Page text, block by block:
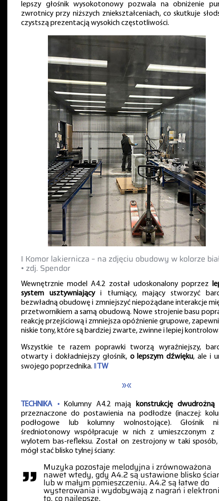
lepszy głośnik wysokotonowy pozwala na obniżenie
zwrotnicy przy niższych zniekształceniach, co skutkuje
czystszą prezentacją wysokich częstotliwości.
‖ Komor lakiernicza – na zdjęciu obudowy w kolorze
• zdj. Spendor
Wewnętrznie model A4.2 został udoskonalony poprzez
system usztywniającyi tłumiący, mający stworzyć
bezwładną obudowę i zmniejszyć niepożądane interakcje
przetwornikiem a samą obudową. Nowe strojenie basu
reakcję przejściową i zmniejsza opóźnienie grupowe,
niskie tony, które są bardziej zwarte, zwinne i lepiej
Wszystkie te razem poprawki tworzą wyraźniejszy,
otwarty i dokładniejszy głośnik, o lepszym dźwięku, ale i
swojego poprzednika.
‖ TW
»«
TECHNIKA •Kolumny A4.2 mają konstrukcję dwudrożną
przeznaczone do postawienia na podłodze (inaczej:
podłogowe lub kolumny wolnostojące). Głośnik
średniotonowy współpracuje w nich z umieszczonym z
wylotem bas-refleksu. Został on zestrojony w taki
mógł stać blisko tylnej ściany:
” Muzyka pozostaje melodyjna i zrównoważona
nawet wtedy, gdy A4.2 są ustawione blisko
lub w małym pomieszczeniu. A4.2 są łatwe do
wysterowania i wydobywają z nagrań i
to, co najlepsze.